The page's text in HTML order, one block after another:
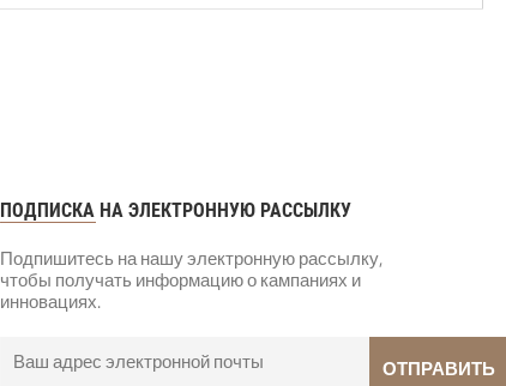
ПОДПИСКА НА ЭЛЕКТРОННУЮ РАССЫЛКУ
Подпишитесь на нашу электронную рассылку,
чтобы получать информацию о кампаниях и
инновациях.